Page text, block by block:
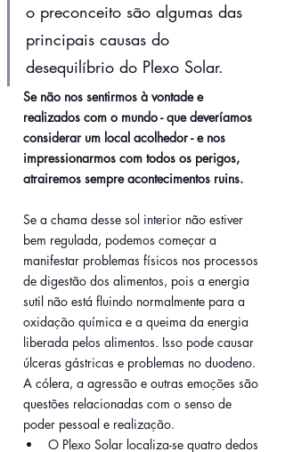
o preconceito são algumas das
principais causas do
desequilíbrio do Plexo Solar.
Se não nos sentirmos à vontade e
realizados com o mundo - que deveríamos
considerar um local acolhedor - e nos
impressionarmos com todos os perigos,
atrairemos sempre acontecimentos ruins.
Se a chama desse sol interior não estiver
bem regulada, podemos começar a
manifestar problemas físicos nos processos
de digestão dos alimentos, pois a energia
sutil não está fluindo normalmente para a
oxidação química e a queima da energia
liberada pelos alimentos. Isso pode causar
úlceras gástricas e problemas no duodeno.
A cólera, a agressão e outras emoções são
questões relacionadas com o senso de
poder pessoal e realização.
O Plexo Solar localiza-se quatro dedos